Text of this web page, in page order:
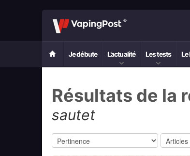
Je débute L’actualité Les tests Le
Résultats de la
sautet